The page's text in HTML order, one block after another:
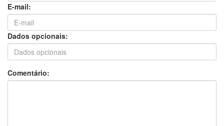
E-mail:
Dados opcionais:
Comentário: